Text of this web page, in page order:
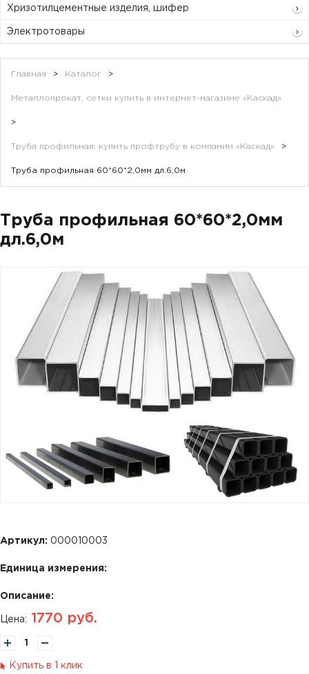
Хризотилцементные изделия, шифер
Электротовары
Главная > Каталог >
Металлопрокат, сетки купить в интернет-магазине «Каскад»
>
Труба профильная: купить профтрубу в компании «Каскад» >
Труба профильная 60*60*2,0мм дл.6,0м
Труба профильная 60*60*2,0мм
дл.6,0м
Артикул: 000010003
Единица измерения:
Описание:
Цена: 1770 руб.
Купить в 1 клик